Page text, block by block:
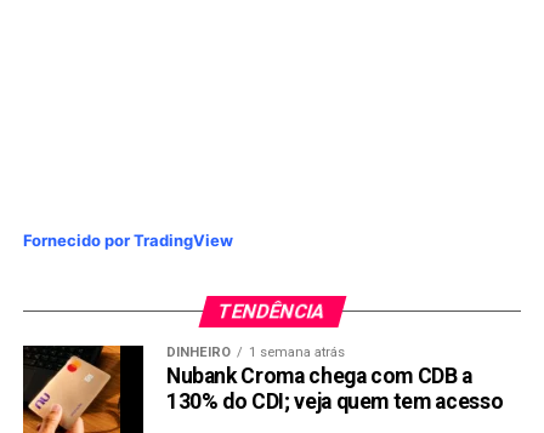
Fornecido por TradingView
TENDÊNCIA
DINHEIRO 1 semana atrás
Nubank Croma chega com CDB a
130% do CDI; veja quem tem acesso